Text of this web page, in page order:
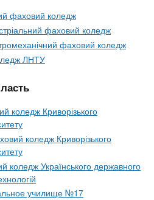
фаховий коледж
фаховий коледж
фаховий коледж
ЛНТУ
коледж Криворізького
коледж Криворізького
коледж Українського державного
училище №17